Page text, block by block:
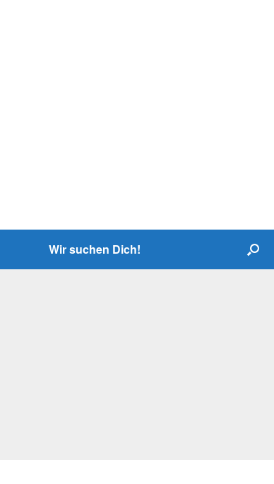
Wir suchen Dich!